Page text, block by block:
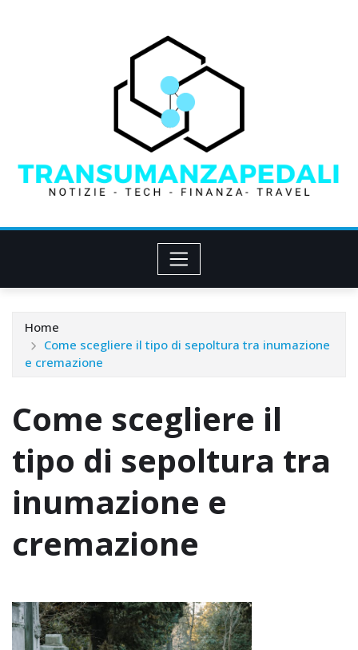
Home
Come scegliere il tipo di sepoltura tra inumazione
e cremazione
Come scegliere il
tipo di sepoltura tra
inumazione e
cremazione